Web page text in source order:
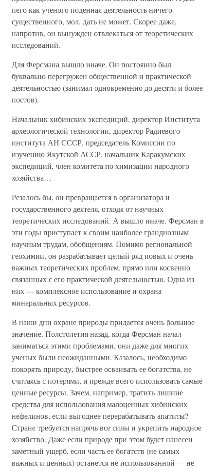
пего как ученого поденная деятельность ничего
существенного, мол, дать не может. Скорее даже,
напротив, он вынужден отвлекаться от теоретических
исследований.
Для Ферсмана вышло иначе. Он постоянно был
буквально перегружен общественной и практической
деятельностью (занимал одновременно до десяти и более
постов).
Начальник хибинских экспедиций, директор Института
археологической технологии, директор Радиевого
института АН СССР, председатель Комиссии по
изучению Якутской АССР, начальник Каракумских
экспедиций, член комитета по химизации народного
хозяйства…
Резалось бы, он превращается в организатора и
государственного деятеля, отходя от научных
теоретических исследований. А вышло иначе. Ферсман в
эти годы приступает к своим наиболее грандиозным
научным трудам, обобщениям. Помимо региональной
геохимии, он разрабатывает целый ряд повых и очень
важных теоретических проблем, прямо или косвенно
связанных с его практической деятельностью. Одна из
них — комплексное использование и охрана
минеральных ресурсов.
В наши дни охране природы придается очень большое
значение. Полстолетия назад, когда Ферсман начал
заниматься этими проблемами, они даже для многих
ученых были неожиданными. Казалось, необходимо
покорять природу, быстрее осваивать ее богатства, не
считаясь с потерями, и прежде всего использовать самые
ценные ресурсы. Зачем, например, тратить лишние
средства для использования малоценных хибинских
нефелинов, если выгоднее перерабатывать апатиты?
Стране требуется напрячь все силы и укрепить народное
хозяйство. Даже если природе при этом будет нанесен
заметный ущерб, если часть ее богатств (не самых
важных и ценных) останется не использованной — не